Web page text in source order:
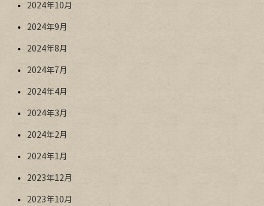
2024年10月
2024年9月
2024年8月
2024年7月
2024年4月
2024年3月
2024年2月
2024年1月
2023年12月
2023年10月